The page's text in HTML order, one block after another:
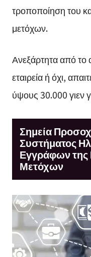
τροποποίηση του
μετόχων.
Ανεξάρτητα από το
εταιρεία ή όχι,
ύψους 30.000 γιεν
Σημεία
Συστήματος
Εγγράφων της
Μετόχων